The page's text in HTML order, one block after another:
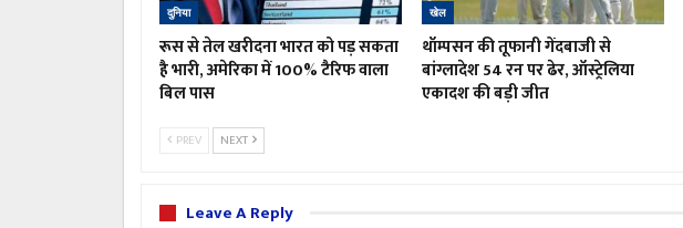
दुनिया
रूस से तेल खरीदना भारत को पड़ सकता
है भारी, अमेरिका में 100% टैरिफ वाला
बिल पास
खेल
थॉम्पसन की तूफानी गेंदबाजी से
बांग्लादेश 54 रन पर ढेर, ऑस्ट्रेलिया
एकादश की बड़ी जीत
PREV NEXT
Leave A Reply